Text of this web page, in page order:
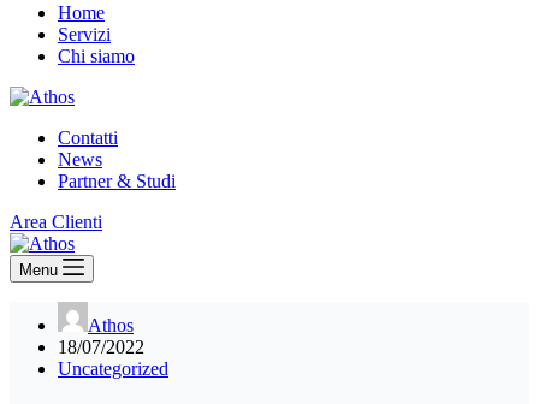
Home
Servizi
Chi siamo
Contatti
News
Partner & Studi
Area Clienti
Menu
Athos
18/07/2022
Uncategorized